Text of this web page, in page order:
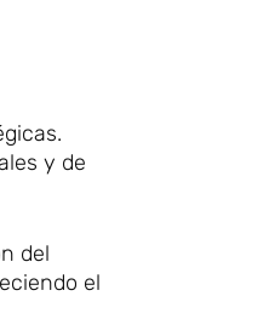
y de
del
el